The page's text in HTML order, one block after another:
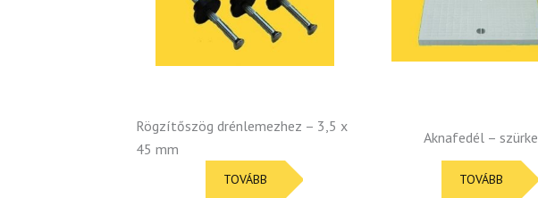
Rögzítőszög drénlemezhez – 3,5 x
45 mm
TOVÁBB
Aknafedél – szürke
TOVÁBB